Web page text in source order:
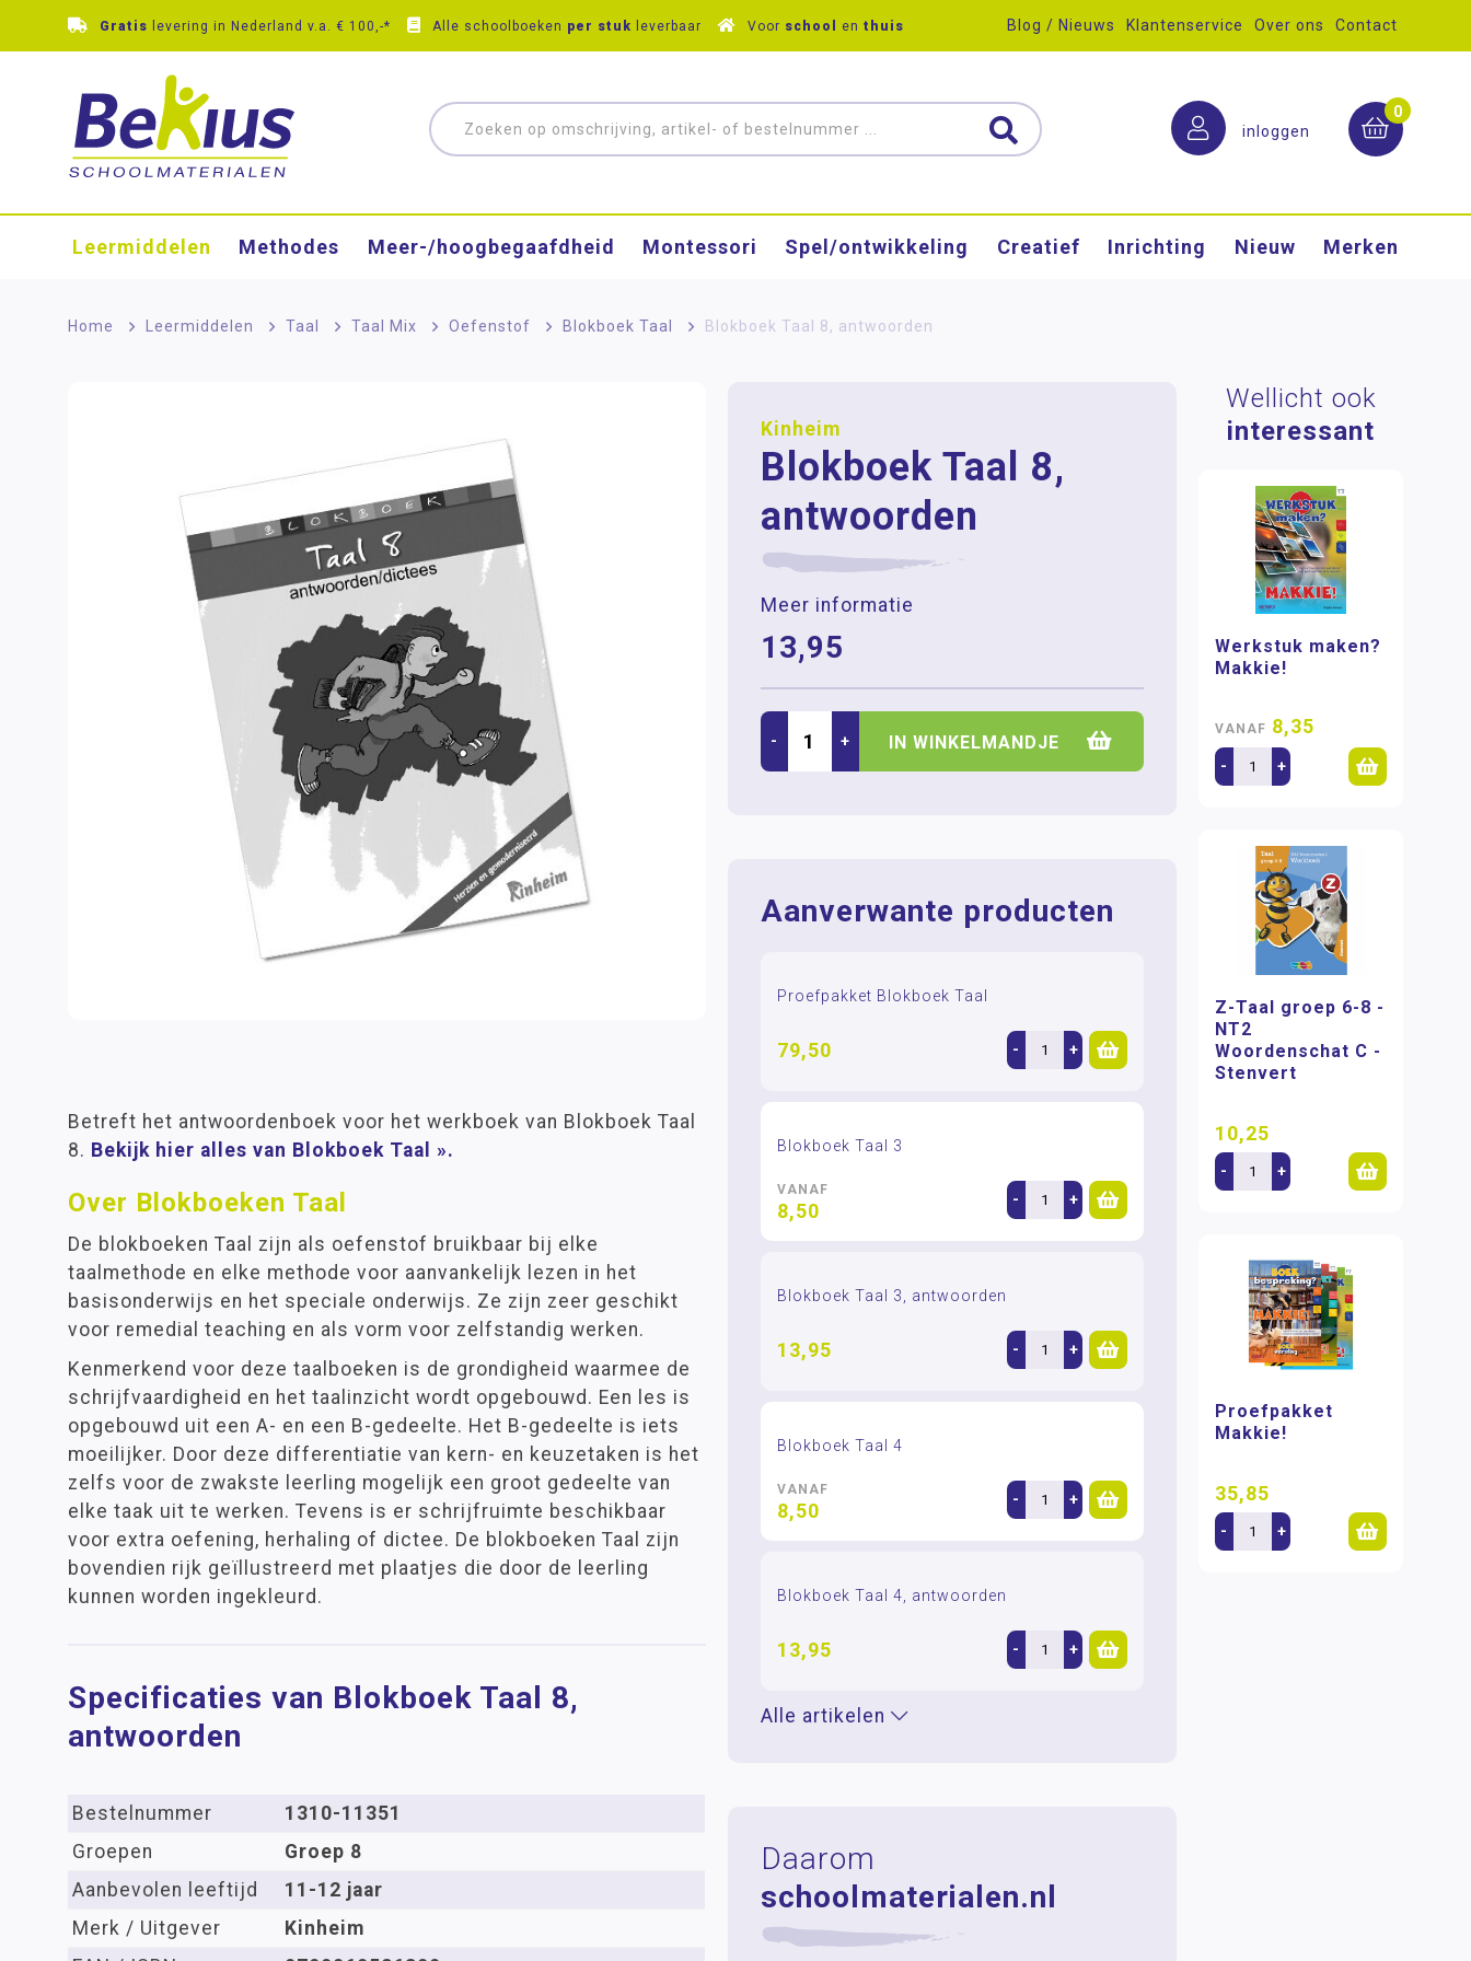
Gratis levering in Nederland v.a. € 100,-* Alle schoolboeken per stuk leverbaar Voor school en thuis Blog / Nieuws Klantenservice Over ons Contact
inloggen
0
Leermiddelen Methodes Meer-/hoog­begaafdheid Montessori Spel/ontwikkeling Creatief Inrichting Nieuw Merken
Home > Leermiddelen > Taal > Taal Mix > Oefenstof > Blokboek Taal > Blokboek Taal 8, antwoorden
Kinheim
Blokboek Taal 8,
antwoorden
Meer informatie
13,95
- + IN WINKELMANDJE
Aanverwante producten
Proefpakket Blokboek Taal
79,50 - +
Blokboek Taal 3
VANAF
8,50 - +
Blokboek Taal 3, antwoorden
13,95 - +
Blokboek Taal 4
VANAF
8,50 - +
Blokboek Taal 4, antwoorden
13,95 - +
Alle artikelen
Daarom
schoolmaterialen.nl
Betreft het antwoordenboek voor het werkboek van Blokboek Taal
8. Bekijk hier alles van Blokboek Taal ».
Over Blokboeken Taal
De blokboeken Taal zijn als oefenstof bruikbaar bij elke
taalmethode en elke methode voor aanvankelijk lezen in het
basisonderwijs en het speciale onderwijs. Ze zijn zeer geschikt
voor remedial teaching en als vorm voor zelfstandig werken.
Kenmerkend voor deze taalboeken is de grondigheid waarmee de
schrijfvaardigheid en het taalinzicht wordt opgebouwd. Een les is
opgebouwd uit een A- en een B-gedeelte. Het B-gedeelte is iets
moeilijker. Door deze differentiatie van kern- en keuzetaken is het
zelfs voor de zwakste leerling mogelijk een groot gedeelte van
elke taak uit te werken. Tevens is er schrijfruimte beschikbaar
voor extra oefening, herhaling of dictee. De blokboeken Taal zijn
bovendien rijk geïllustreerd met plaatjes die door de leerling
kunnen worden ingekleurd.
Specificaties van Blokboek Taal 8,
antwoorden
Bestelnummer
1310-11351
Groepen
Groep 8
Aanbevolen leeftijd
11-12 jaar
Merk / Uitgever
Kinheim
Wellicht ook
interessant
Werkstuk maken?
Makkie!
VANAF 8,35
- +
Z-Taal groep 6-8 -
NT2
Woordenschat C -
Stenvert
10,25
- +
Proefpakket
Makkie!
35,85
- +